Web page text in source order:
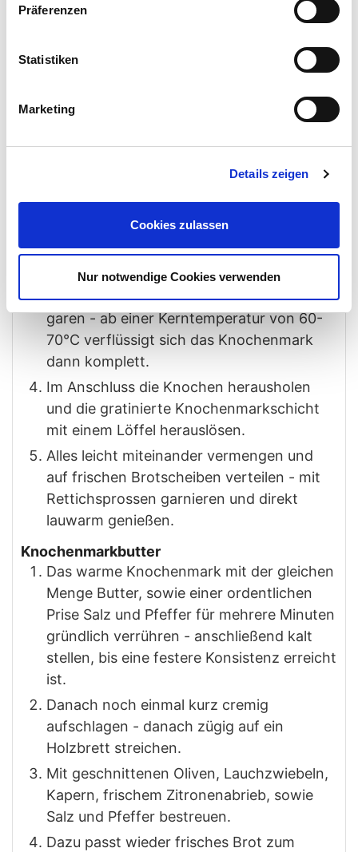
Präferenzen
Statistiken
Marketing
Details zeigen
Cookies zulassen
Nur notwendige Cookies verwenden
Crunchy Knochenmark
Panko, Parmesan, Salz und Pfeffer
vermischen und als dicke Schicht auf die
Den Grill auf 180°C vorheizen und die
geschlossenem Garraum auf eine
Kerntemperatur von ca. 50°C bringen
Zwischendurch noch einmal mit dem
austretenden Fett übergießen und weitere
10 Minuten mit geschlossenem Deckel
garen - ab einer Kerntemperatur von 60-
70°C verflüssigt sich das Knochenmark
dann komplett.
Im Anschluss die Knochen herausholen
und die gratinierte Knochenmarkschicht
mit einem Löffel herauslösen.
Alles leicht miteinander vermengen und
auf frischen Brotscheiben verteilen - mit
Rettichsprossen garnieren und direkt
lauwarm genießen.
Knochenmarkbutter
Das warme Knochenmark mit der gleichen
Menge Butter, sowie einer ordentlichen
Prise Salz und Pfeffer für mehrere Minuten
gründlich verrühren - anschließend kalt
stellen, bis eine festere Konsistenz erreicht
ist.
Danach noch einmal kurz cremig
aufschlagen - danach zügig auf ein
Holzbrett streichen.
Mit geschnittenen Oliven, Lauchzwiebeln,
Kapern, frischem Zitronenabrieb, sowie
Salz und Pfeffer bestreuen.
Dazu passt wieder frisches Brot zum